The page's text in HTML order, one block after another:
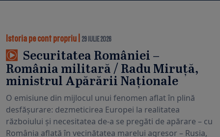
Istoria pe cont propriu 29 IULIE 2026
Securitatea României –
România militară / Radu Miruță,
ministrul Apărării Naționale
O emisiune din mijlocul unui fenomen aflat în plină
desfășurare: dezmeticirea Europei la realitatea
războiului și necesitatea de-a se pregăti de apărare – cu
România aflată în vecinătatea marelui agresor – Rusia,